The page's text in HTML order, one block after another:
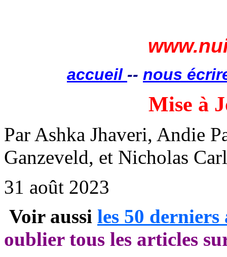
accueil -- nous
Mise à
Par Ashka Jhaveri, Andie
Ganzeveld, et Nicholas
31 août 2023
Voir aussi les 50
oublier tous les articles